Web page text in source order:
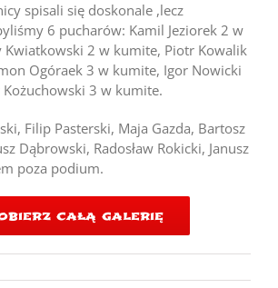
spisali się doskonale ,lecz
6 pucharów: Kamil Jeziorek 2 w
Kwiatkowski 2 w kumite, Piotr Kowalik
Ogóraek 3 w kumite, Igor Nowicki
3 w kumite.
Filip Pasterski, Maja Gazda, Bartosz
Dąbrowski, Radosław Rokicki, Janusz
poza podium.
całą galerię